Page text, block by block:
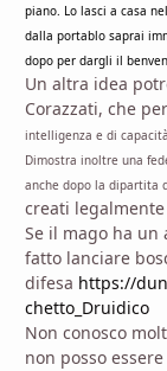
piano. Lo lasci a casa
dalla portablo saprai
dopo per dargli il
Un altra idea
Corazzati, che
intelligenza e di
Dimostra inoltre una
anche dopo la dipartita
creati
Se il mago ha un
fatto lanciare
difesa https://
chetto_Druidico
Non conosco
non posso